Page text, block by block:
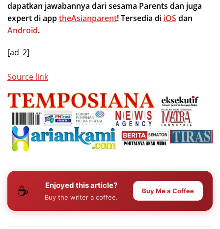
dapatkan jawabannya dari sesama Parents dan juga
expert di apptheAsianparent! Tersedia di iOS dan
Android.
[ad_2]
Source link
☕ Enjoyed this article?
Buy the writer a coffee.
Buy Me a Coffee